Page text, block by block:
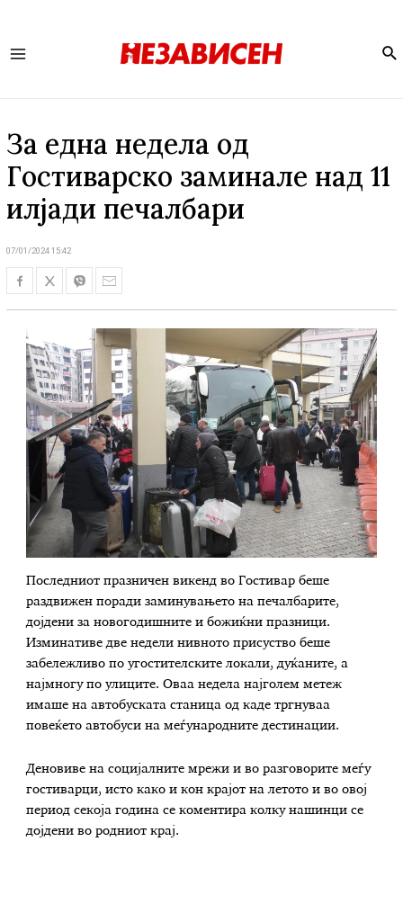
За една недела од
Гостиварско заминале над 11
илјади печалбари
07/01/2024 15:42
Последниот празничен викенд во Гостивар беше
раздвижен поради заминувањето на печалбарите,
дојдени за новогодишните и божиќни празници.
Изминативе две недели нивното присуство беше
забележливо по угостителските локали, дуќаните, а
најмногу по улиците. Оваа недела најголем метеж
имаше на автобуската станица од каде тргнуваа
повеќето автобуси на меѓународните дестинации.
Деновиве на социјалните мрежи и во разговорите меѓу
гостиварци, исто како и кон крајот на летото и во овој
период секоја година се коментира колку нашинци се
дојдени во родниот крај.